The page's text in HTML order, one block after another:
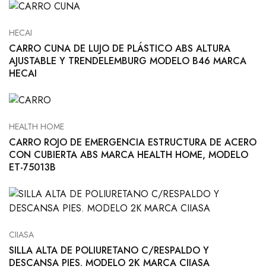
HECAI
CARRO CUNA DE LUJO DE PLÁSTICO ABS ALTURA
AJUSTABLE Y TRENDELEMBURG MODELO B46 MARCA
HECAI
HEALTH HOME
CARRO ROJO DE EMERGENCIA ESTRUCTURA DE ACERO
CON CUBIERTA ABS MARCA HEALTH HOME, MODELO
ET-75013B
CIIASA
SILLA ALTA DE POLIURETANO C/RESPALDO Y
DESCANSA PIES. MODELO 2K MARCA CIIASA